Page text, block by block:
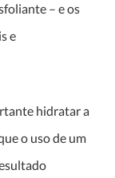
– e os
e
hidratar a
o uso de um